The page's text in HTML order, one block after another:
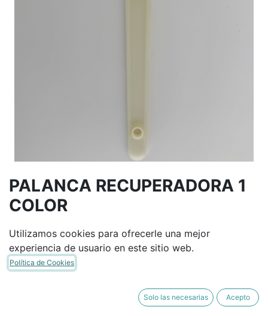
PALANCA RECUPERADORA 1
COLOR
Términos y condiciones
Garantía de devolución de 30 días
Envío: 2-3 días laborales
Utilizamos cookies para ofrecerle una mejor
experiencia de usuario en este sitio web.
Política de Cookies
Solo las necesarias Acepto